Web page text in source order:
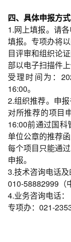
四、 具体申报方式
1.网上填报。请
填报。专项办将
目评审和组织论
部以电子扫描件
受理时间为：
16:00。
2.组织推荐。申
对所推荐的项目
16:00前通过国
单位公章的推荐
每个项目只能通
申报。
3.技术咨询电话及
010-58882999（
4.业务咨询电话：
专项办：021-